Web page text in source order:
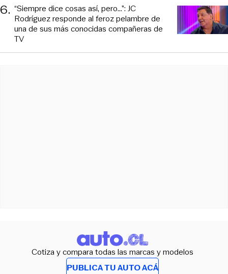
6. “Siempre dice cosas así, pero...”: JC
Rodríguez responde al feroz pelambre de
una de sus más conocidas compañeras de
TV
Cotiza y compara todas las marcas y modelos
PUBLICA TU AUTO ACÁ